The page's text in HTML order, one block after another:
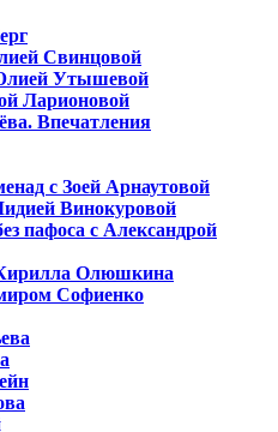
Свинцовой
Утышевой
Ларионовой
Впечатления
с Зоей Арнаутовой
Винокуровой
пафоса с Александрой
Олюшкина
Софиенко